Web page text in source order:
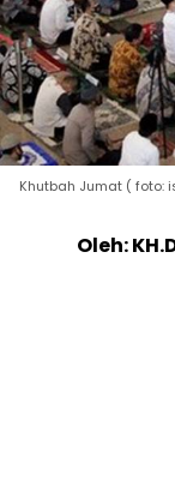
Khutbah Jumat ( foto:
Oleh: